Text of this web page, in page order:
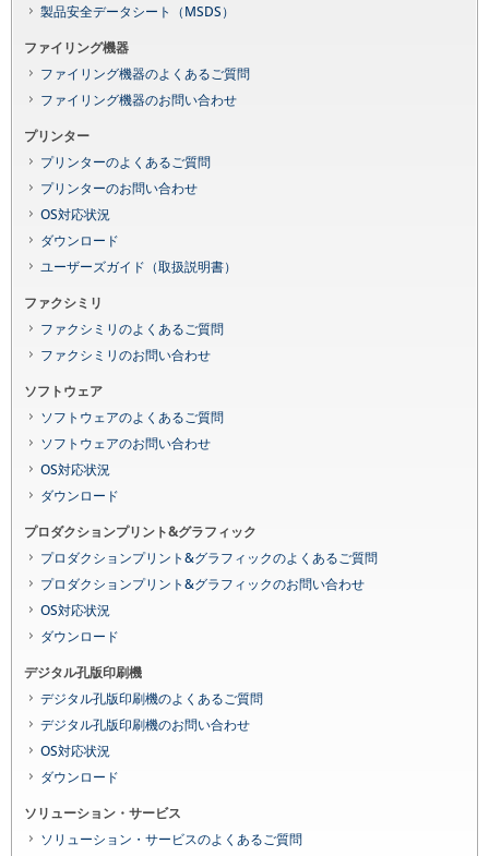
製品安全データシート（MSDS）
ファイリング機器
ファイリング機器のよくあるご質問
ファイリング機器のお問い合わせ
プリンター
プリンターのよくあるご質問
プリンターのお問い合わせ
OS対応状況
ダウンロード
ユーザーズガイド（取扱説明書）
ファクシミリ
ファクシミリのよくあるご質問
ファクシミリのお問い合わせ
ソフトウェア
ソフトウェアのよくあるご質問
ソフトウェアのお問い合わせ
OS対応状況
ダウンロード
プロダクションプリント&グラフィック
プロダクションプリント&グラフィックのよくあるご質問
プロダクションプリント&グラフィックのお問い合わせ
OS対応状況
ダウンロード
デジタル孔版印刷機
デジタル孔版印刷機のよくあるご質問
デジタル孔版印刷機のお問い合わせ
OS対応状況
ダウンロード
ソリューション・サービス
ソリューション・サービスのよくあるご質問